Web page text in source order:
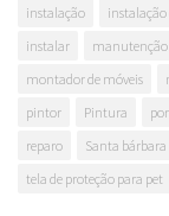
instalação
instalar
manutenção
montador de móveis
pintor
Pintura
reparo
Santa bárbara
tela de proteção para pet